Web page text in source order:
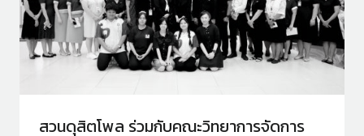
สวนดุสิตโพล ร่วมกับคณะวิทยาการจัดการ